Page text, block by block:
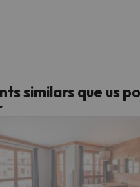
similars que us